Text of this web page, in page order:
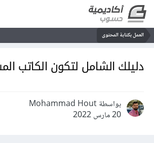
العمل بكتابة المحتوى
دليلك الشامل لتكون الكاتب
بواسطة Mohammad Hout
20 مارس 2022